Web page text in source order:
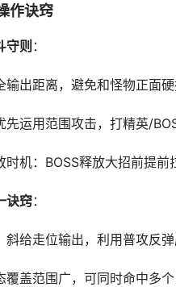
作诀窍
守则 ：
输出距离，避免和怪物正面
先运用范围攻击，打精英/
时机：BOSS释放大招前提前
诀窍：
斜给走位输出，利用普攻反
覆盖范围广，可同时命中多